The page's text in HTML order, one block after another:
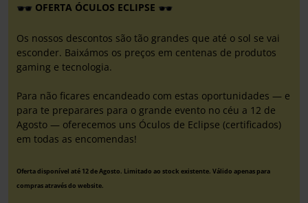
OFERTA ÓCULOS ECLIPSE
Os nossos descontos são tão grandes que até o sol se vai
esconder. Baixámos os preços em centenas de produtos
gaming e tecnologia.
Para não ficares encandeado com estas oportunidades — e
para te preparares para o grande evento no céu a 12 de
Agosto — oferecemos uns Óculos de Eclipse (certificados)
em todas as encomendas!
Oferta disponível até 12 de Agosto. Limitado ao stock existente. Válido apenas para
compras através do website.